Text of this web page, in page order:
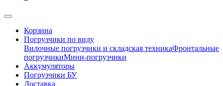
Корзина
Погрузчики по виду
Вилочные погрузчики и складская техникаФронтальные
погрузчикиМини-погрузчики
Аккумуляторы
Погрузчики БУ
Доставка